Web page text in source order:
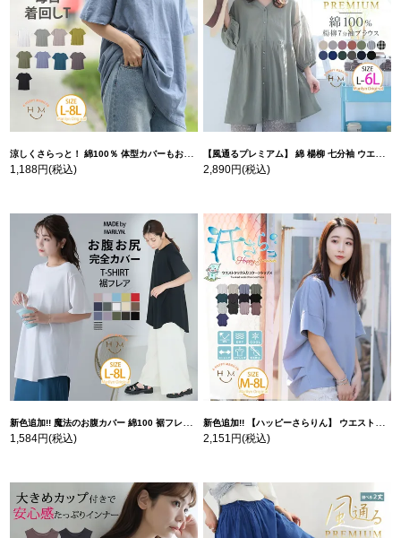
涼しくさらっと！ 綿100％ 体型カバーもお洒落も叶える 風合いコットン ゆるシルエット ドルマン | 大きいサイズの通販ならハッピーマリリン
1,188円(税込)
【風通るプレミアム】 綿 楊柳 七分袖 ウエストギャザー ブラウス | 大きいサイズの通販ならハッピーマリリン
2,890円(税込)
新色追加!! 魔法のお腹カバー 綿100 裾フレア Tシャツ | 大きいサイズの通販ならハッピーマリリン
1,584円(税込)
新色追加!! 【ハッピーさらりん】 ウエストタック入り スッキリ魅せ コクーントップス | 大きいサイズの通販ならハッピーマリリン
2,151円(税込)